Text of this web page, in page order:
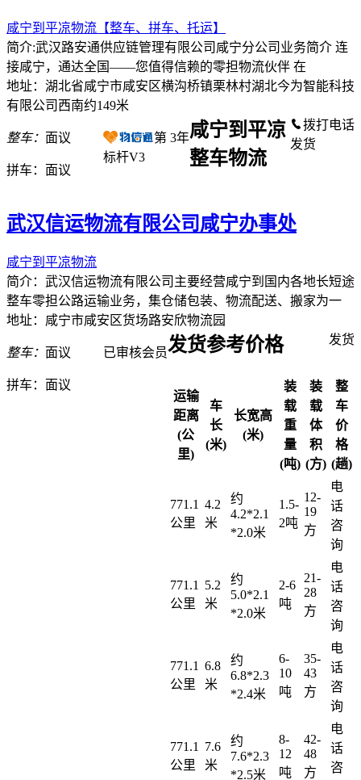
咸宁到平凉物流【整车、拼车、托运】
简介:武汉路安通供应链管理有限公司咸宁分公司业务简介 连
接咸宁，通达全国——您值得信赖的零担物流伙伴 在
地址：湖北省咸宁市咸安区横沟桥镇栗林村湖北今为智能科技
有限公司西南约149米
整车： 面议
拼车： 面议
第 3年
标杆V3
拨打电话
发货
武汉信运物流有限公司咸宁办事处
咸宁到平凉物流
简介：武汉信运物流有限公司主要经营咸宁到国内各地长短途
整车零担公路运输业务，集仓储包装、物流配送、搬家为一
地址：咸宁市咸安区货场路安欣物流园
整车： 面议
拼车： 面议
已审核会员
发货
咸宁到平凉
整车物流
发货参考价格
运输
距离
(公
里)
车
长
(米)
长宽高
(米)
装
载
重
量
(吨)
装
载
体
积
(方)
整
车
价
格
(趟)
771.1
公里
4.2
米
约
4.2*2.1
*2.0米
1.5-
2吨
12-
19
方
电
话
咨
询
771.1
公里
5.2
米
约
5.0*2.1
*2.0米
2-6
吨
21-
28
方
电
话
咨
询
771.1
公里
6.8
米
约
6.8*2.3
*2.4米
6-
10
吨
35-
43
方
电
话
咨
询
771.1
公里
7.6
米
约
7.6*2.3
*2.5米
8-
12
吨
42-
48
方
电
话
咨